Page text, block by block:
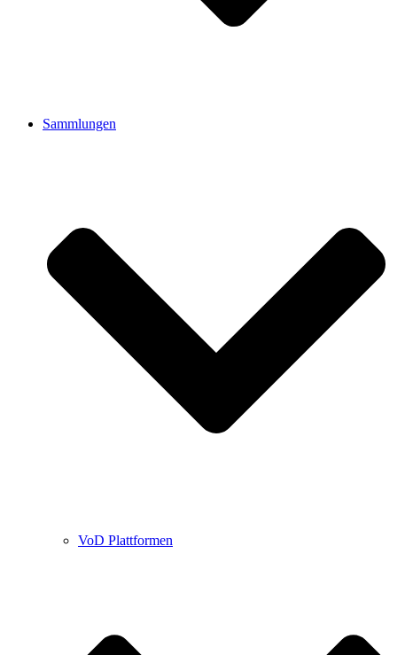
Sammlungen
VoD Plattformen